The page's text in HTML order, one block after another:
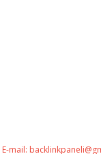
E-mail: